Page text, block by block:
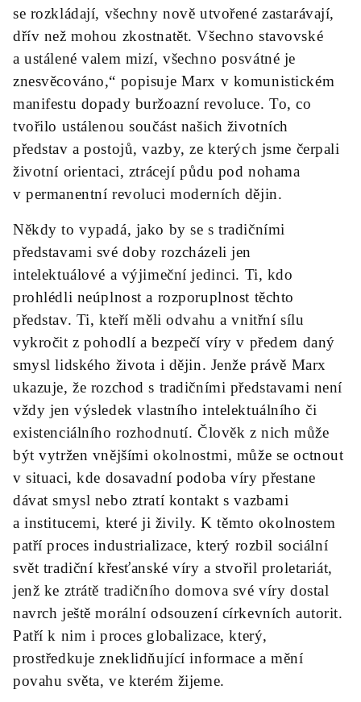
se rozkládají, všechny nově utvořené zastarávají,
dřív než mohou zkostnatět. Všechno stavovské
a ustálené valem mizí, všechno posvátné je
znesvěcováno,“ popisuje Marx v komunistickém
manifestu dopady buržoazní revoluce. To, co
tvořilo ustálenou součást našich životních
představ a postojů, vazby, ze kterých jsme čerpali
životní orientaci, ztrácejí půdu pod nohama
v permanentní revoluci moderních dějin.
Někdy to vypadá, jako by se s tradičními
představami své doby rozcházeli jen
intelektuálové a výjimeční jedinci. Ti, kdo
prohlédli neúplnost a rozporuplnost těchto
představ. Ti, kteří měli odvahu a vnitřní sílu
vykročit z pohodlí a bezpečí víry v předem daný
smysl lidského života i dějin. Jenže právě Marx
ukazuje, že rozchod s tradičními představami není
vždy jen výsledek vlastního intelektuálního či
existenciálního rozhodnutí. Člověk z nich může
být vytržen vnějšími okolnostmi, může se octnout
v situaci, kde dosavadní podoba víry přestane
dávat smysl nebo ztratí kontakt s vazbami
a institucemi, které ji živily. K těmto okolnostem
patří proces industrializace, který rozbil sociální
svět tradiční křesťanské víry a stvořil proletariát,
jenž ke ztrátě tradičního domova své víry dostal
navrch ještě morální odsouzení církevních autorit.
Patří k nim i proces globalizace, který,
prostředkuje zneklidňující informace a mění
povahu světa, ve kterém žijeme.